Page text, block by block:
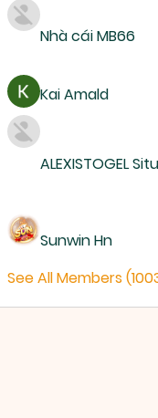
Nhà cái MB66
Kai Amald
ALEXISTOGEL
Sunwin Hn
See All Members